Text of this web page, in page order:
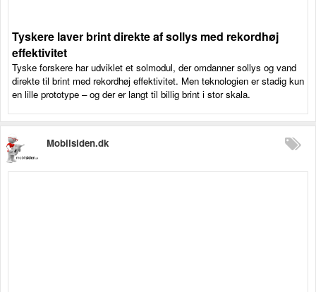
Tyskere laver brint direkte af sollys med rekordhøj
effektivitet
Tyske forskere har udviklet et solmodul, der omdanner sollys og vand
direkte til brint med rekordhøj effektivitet. Men teknologien er stadig kun
en lille prototype – og der er langt til billig brint i stor skala.
Mobilsiden.dk